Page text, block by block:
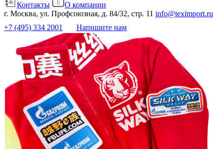
Контакты
О компании
г. Москва, ул. Профсоюзная, д. 84/32, стр. 11 info@teximport.ru
+7 (495) 334 2001
Напишите нам